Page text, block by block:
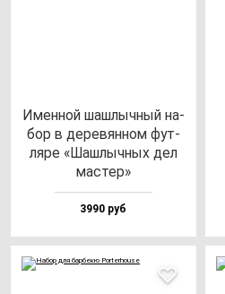
Имен­ной шаш­лыч­ный на­
бор в де­ре­вян­ном фут­
ля­ре «Шаш­лыч­ных дел
мас­тер»
3990 руб